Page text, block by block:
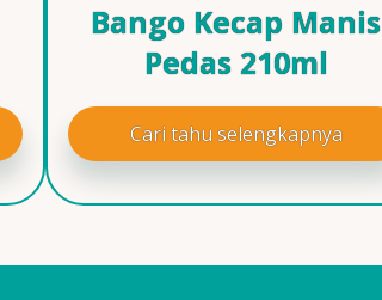
Bango Kecap Manis
Pedas 210ml
Cari tahu selengkapnya